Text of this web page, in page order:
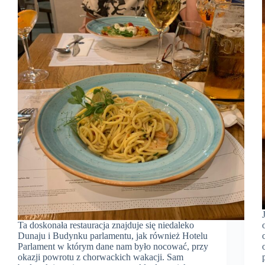
Ta doskonała restauracja znajduje się niedaleko
Dunaju i Budynku parlamentu, jak również Hotelu
Parlament w którym dane nam było nocować, przy
okazji powrotu z chorwackich wakacji. Sam